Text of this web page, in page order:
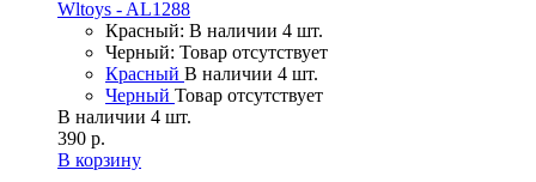
Wltoys - AL1288
Красный: В наличии 4 шт.
Черный: Товар отсутствует
Красный В наличии 4 шт.
Черный Товар отсутствует
В наличии 4 шт.
390 р.
В корзину